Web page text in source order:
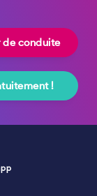
de conduite
!